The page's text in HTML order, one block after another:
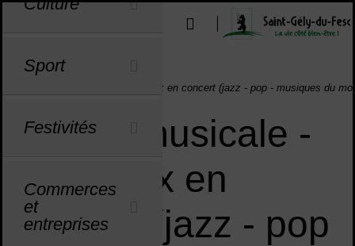
Menu de raccourcis
Outils d'aide à l'accessibilité
Sport
Festivités
Commerces
et
entreprises
Vous êtes ici :
Accueil
Soirée musicale - Woodvox en concert (jazz - pop - musiques du
Soirée musicale -
Woodvox en
concert (jazz - pop